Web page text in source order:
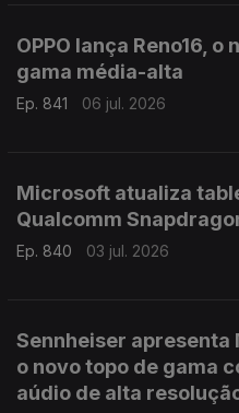
OPPO lança Reno16,
gama média-alta
Ep. 841 06 jul. 2026
Microsoft atualiza
Qualcomm
Ep. 840 03 jul. 2026
Sennheiser apresenta
o novo topo de gama
aúdio de alta